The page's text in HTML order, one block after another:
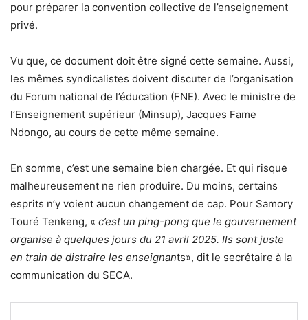
pour préparer la convention collective de l’enseignement
privé.
Vu que, ce document doit être signé cette semaine. Aussi,
les mêmes syndicalistes doivent discuter de l’organisation
du Forum national de l’éducation (FNE). Avec le ministre de
l’Enseignement supérieur (Minsup), Jacques Fame
Ndongo, au cours de cette même semaine.
En somme, c’est une semaine bien chargée. Et qui risque
malheureusement ne rien produire. Du moins, certains
esprits n’y voient aucun changement de cap. Pour Samory
Touré Tenkeng, « c’est un ping-pong que le gouvernement
organise à quelques jours du 21 avril 2025. Ils sont juste
en train de distraire les enseignants», dit le secrétaire à la
communication du SECA.